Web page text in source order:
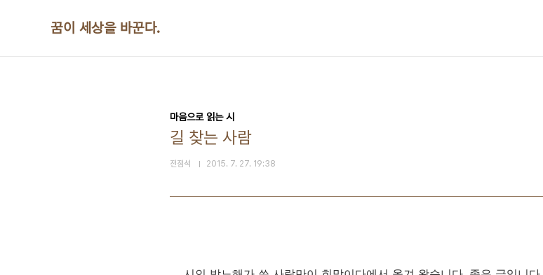
꿈이 세상을 바꾼다.
마음으로 읽는 시
길 찾는 사람
전점석 2015. 7. 27. 19:38